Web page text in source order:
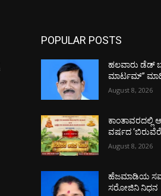
POPULAR POSTS
ಹಲವಾರು ಡೆಡ್
ಮಾರ್ಟಮ್”
August 8, 2026
ಕಾಂತಾವರದಲ್ಲಿ
ವರ್ಷದ
August 8, 2026
ಹೆಜಮಾಡಿಯ
ಸರೋಜಿನಿ ನಿಧನ